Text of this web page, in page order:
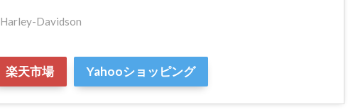
Harley-Davidson
楽天市場 Yahooショッピング